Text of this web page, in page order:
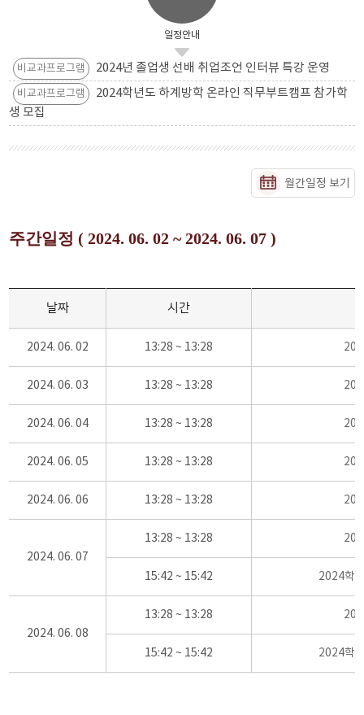
일정안내
비교과프로그램 2024년 졸업생 선배 취업조언 인터뷰 특강 운영
비교과프로그램
2024학년도 하계방학 온라인 직무부트캠프 참가학
생 모집
월간일정 보기
주간일정 ( 2024. 06. 02 ~ 2024. 06. 07 )
날짜 시간
2024. 06. 02 13:28 ~ 13:28
2024. 06. 03 13:28 ~ 13:28
2024. 06. 04 13:28 ~ 13:28
2024. 06. 05 13:28 ~ 13:28
2024. 06. 06 13:28 ~ 13:28
2024. 06. 07
13:28 ~ 13:28
15:42 ~ 15:42 2024학
2024. 06. 08
13:28 ~ 13:28
15:42 ~ 15:42 2024학